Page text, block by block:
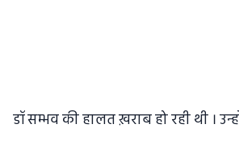
डॉ सम्भव की हालत ख़राब हो रही थी ।